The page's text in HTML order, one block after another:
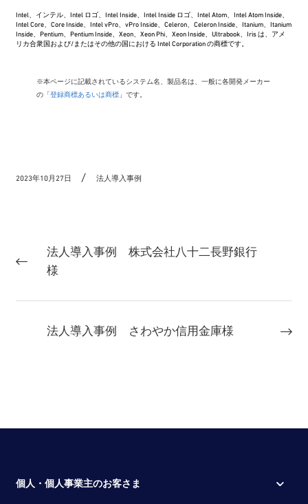
Intel、インテル、Intel ロゴ、Intel Inside、Intel Inside ロゴ、Intel Atom、Intel Atom Inside、
Intel Core、Core Inside、Intel vPro、vPro Inside、Celeron、Celeron Inside、Itanium、Itanium
Inside、Pentium、Pentium Inside、Xeon、Xeon Phi、Xeon Inside、Ultrabook、Iris は、アメ
リカ合衆国および/またはその他の国における Intel Corporation の商標です。
※本ページに記載されているシステム名、製品名は、一般に各開発メーカー
の「登録商標あるいは商標 」です。
2023年10月27日 法人導入事例
法人導入事例 株式会社八十二長野銀行
様
法人導入事例 さわやか信用金庫様
個人・個人事業主のお客さま